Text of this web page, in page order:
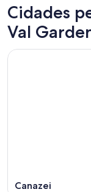
Cidades
Val
Canazei